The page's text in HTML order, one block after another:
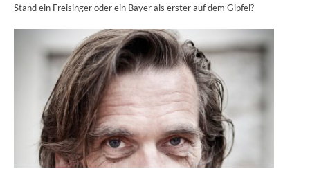
Stand ein Freisinger oder ein Bayer als erster auf dem Gipfel?